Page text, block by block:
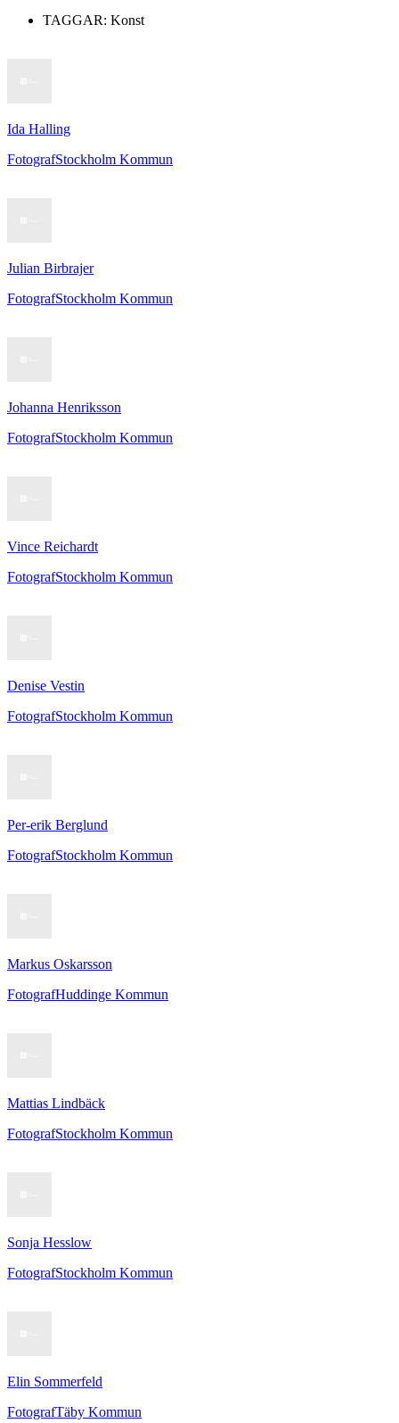
TAGGAR: Konst
Ida Halling
FotografStockholm Kommun
Julian Birbrajer
FotografStockholm Kommun
Johanna Henriksson
FotografStockholm Kommun
Vince Reichardt
FotografStockholm Kommun
Denise Vestin
FotografStockholm Kommun
Per-erik Berglund
FotografStockholm Kommun
Markus Oskarsson
FotografHuddinge Kommun
Mattias Lindbäck
FotografStockholm Kommun
Sonja Hesslow
FotografStockholm Kommun
Elin Sommerfeld
FotografTäby Kommun